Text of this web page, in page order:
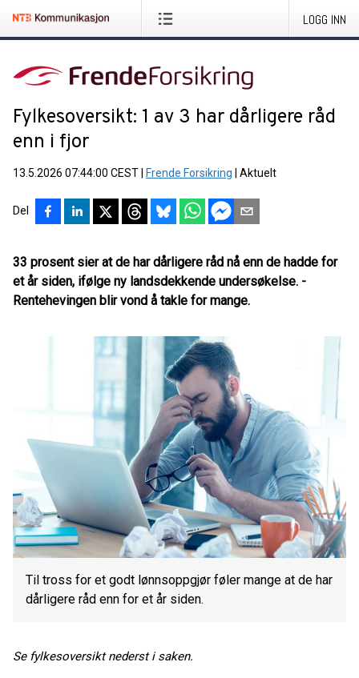
LOGG INN
Fylkesoversikt: 1 av 3 har dårligere råd
enn i fjor
13.5.2026 07:44:00 CEST Frende Forsikring Aktuelt
Del
33 prosent sier at de har dårligere råd nå enn de hadde for
et år siden, ifølge ny landsdekkende undersøkelse. -
Rentehevingen blir vond å takle for mange.
Til tross for et godt lønnsoppgjør føler mange at de har
dårligere råd enn for et år siden.
Se fylkesoversikt nederst i saken.